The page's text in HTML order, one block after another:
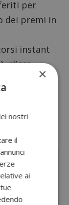
per
dei premi in
instant
clicca
In alternativa
ai
×
nostri
il
ai